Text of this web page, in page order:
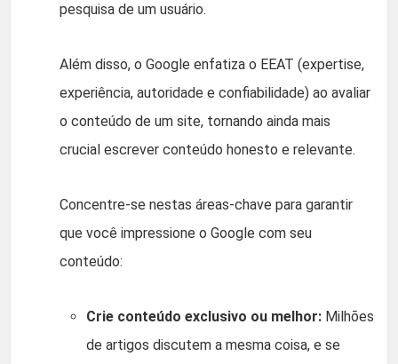
pesquisa de um usuário.
Além disso, o Google enfatiza o EEAT (expertise,
experiência, autoridade e confiabilidade) ao avaliar
o conteúdo de um site, tornando ainda mais
crucial escrever conteúdo honesto e relevante.
Concentre-se nestas áreas-chave para garantir
que você impressione o Google com seu
conteúdo:
Crie conteúdo exclusivo ou melhor: Milhões
de artigos discutem a mesma coisa, e se